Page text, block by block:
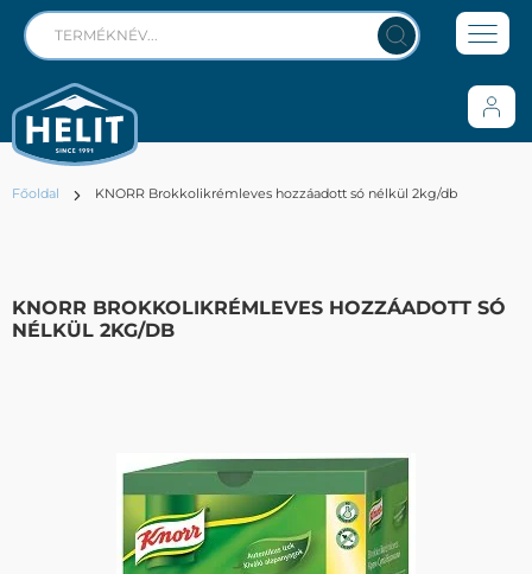
Főoldal KNORR Brokkolikrémleves hozzáadott só nélkül 2kg/db
KNORR BROKKOLIKRÉMLEVES HOZZÁADOTT SÓ
NÉLKÜL 2KG/DB